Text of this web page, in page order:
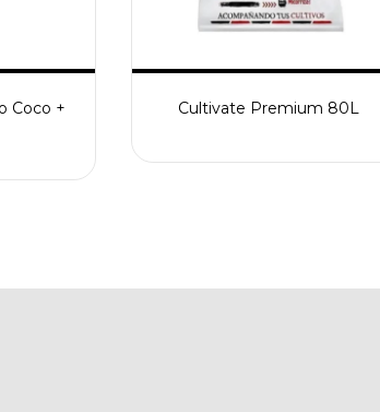
Coco +
Cultivate Premium 80L